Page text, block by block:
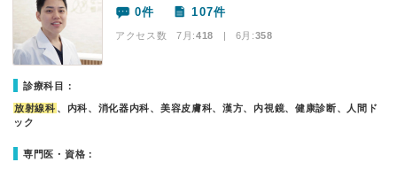
0件 107件
アクセス数 7月:418 | 6月:358
診療科目：
放射線科 、内科、消化器内科、美容皮膚科、漢方、内視鏡、健康診断、人間ド
ック
専門医・資格：